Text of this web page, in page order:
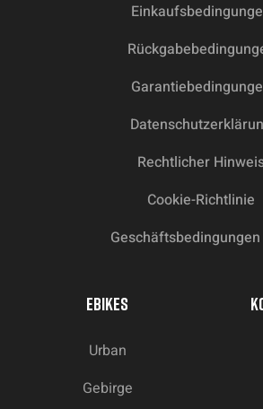
Rechtlicher
Cookie-Richtlinie
Geschäftsbedingungen
EBIKES
Urban
Gebirge